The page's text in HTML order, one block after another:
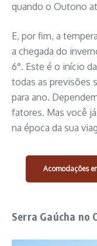
quando o Outono
E, por fim, a
a chegada do
6°. Este é o início
todas as previsões
para ano.
fatores. Mas você
na época da sua
Acomodações
Serra Gaúcha no